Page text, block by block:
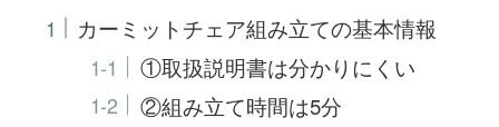
カーミットチェア組み立ての基本情報
①取扱説明書は分かりにくい
②組み立て時間は5分